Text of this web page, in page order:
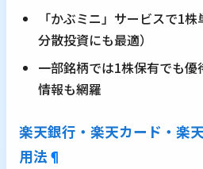
「かぶミニ」サービスで1
分散投資にも最適）
一部銘柄では1株保有でも優
情報も網羅
楽天銀行・楽天カード・楽
用法 ¶